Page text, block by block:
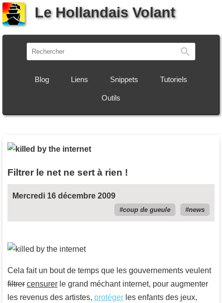
Le Hollandais Volant
Blog Liens Snippets Tutoriels
Outils
Filtrer le net ne sert à rien !
Mercredi 16 décembre 2009
coup de gueule news
Cela fait un bout de temps que les gouvernements veulent
filtrer censurer le grand méchant internet, pour augmenter
les revenus des artistes, protéger les enfants des jeux,